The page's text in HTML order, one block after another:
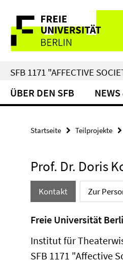
direkt
Inhalt
Service-
Navigation
SFB 1171 "AFFECTIVE
ÜBER DEN SFB
Startseite Teilprojekte
Prof. Dr. Doris
Kontakt Zur
Freie Universität
Institut für
SFB 1171 "Affective